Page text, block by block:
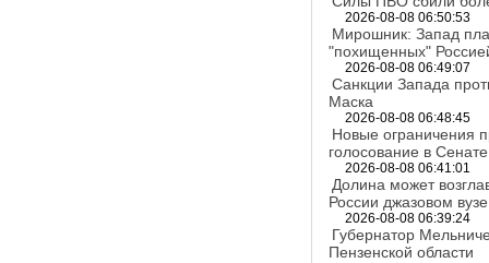
2026-08-08 06:50:53
Мирошник: Запад
"похищенных"
2026-08-08 06:49:07
Санкции Запада
Маска
2026-08-08 06:48:45
Новые ограничения
голосование в
2026-08-08 06:41:01
Долина может
России джазовом вузе
2026-08-08 06:39:24
Губернатор
Пензенской области